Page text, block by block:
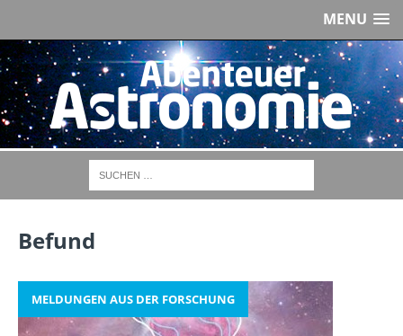
MENU
Befund
MELDUNGEN AUS DER FORSCHUNG